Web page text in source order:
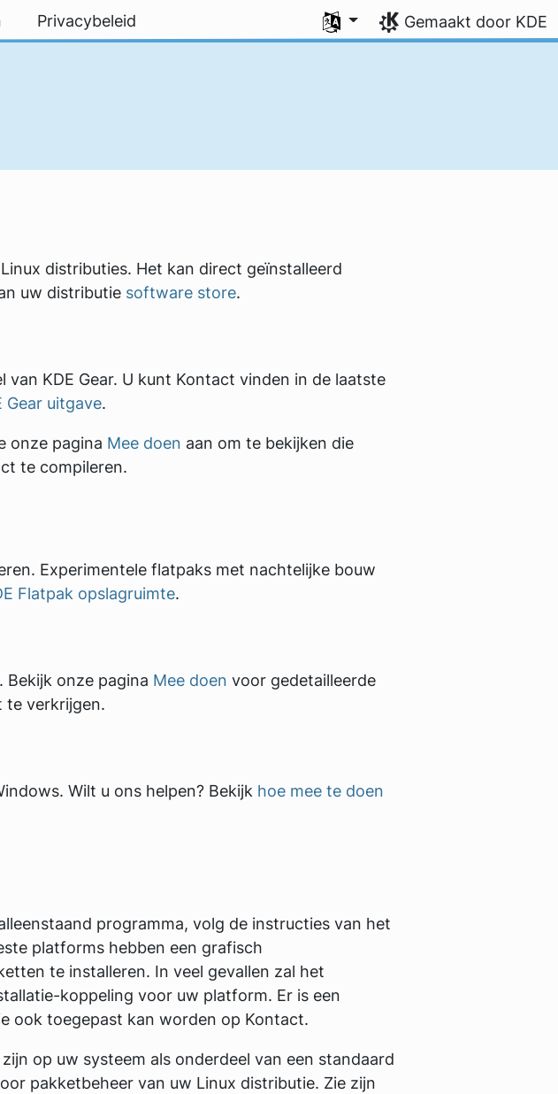
Privacybeleid
Uw taal selecteren
Gemaakt door KDE
distributies. Het kan direct geïnstalleerd
uw distributie software store.
KDE Gear. U kunt Kontact vinden in de laatste
Gear uitgave.
onze pagina Mee doen aan om te bekijken die
te compileren.
Experimentele flatpaks met nachtelijke bouw
Flatpak opslagruimte.
Bekijk onze pagina Mee doen voor gedetailleerde
te verkrijgen.
Wilt u ons helpen? Bekijk hoe mee te doen
programma, volg de instructies van het
platforms hebben een grafisch
te installeren. In veel gevallen zal het
koppeling voor uw platform. Er is een
ook toegepast kan worden op Kontact.
op uw systeem als onderdeel van een standaard
pakketbeheer van uw Linux distributie. Zie zijn